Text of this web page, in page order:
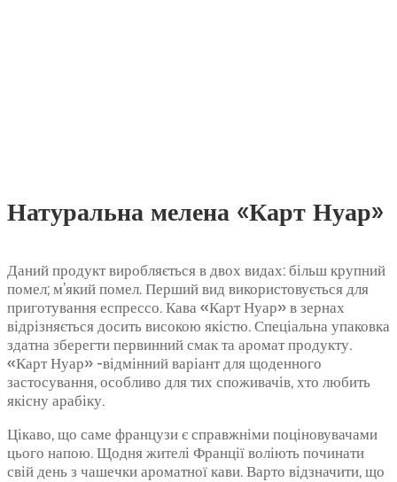
Натуральна мелена «Карт Нуар»
Даний продукт виробляється в двох видах: більш крупний
помел; м’який помел. Перший вид використовується для
приготування еспрессо. Кава «Карт Нуар» в зернах
відрізняється досить високою якістю. Спеціальна упаковка
здатна зберегти первинний смак та аромат продукту.
«Карт Нуар» -відмінний варіант для щоденного
застосування, особливо для тих споживачів, хто любить
якісну арабіку.
Цікаво, що саме французи є справжніми поціновувачами
цього напою. Щодня жителі Франції воліють починати
свій день з чашечки ароматної кави. Варто відзначити, що